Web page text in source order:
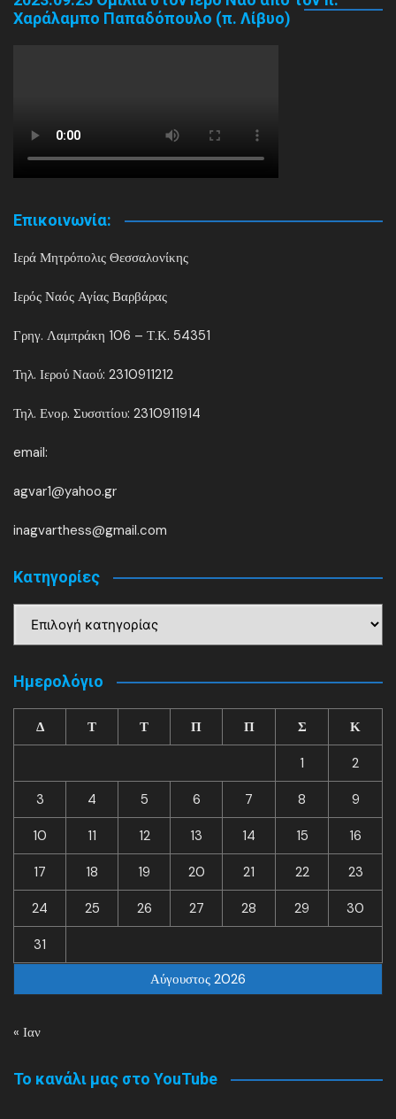
Χαράλαμπο Παπαδόπουλο (π. Λίβυο)
Επικοινωνία:
Ιερά Μητρόπολις Θεσσαλονίκης
Ιερός Ναός Αγίας Βαρβάρας
Γρηγ. Λαμπράκη 106 – Τ.Κ. 54351
Τηλ. Ιερού Ναού: 2310911212
Τηλ. Ενορ. Συσσιτίου: 2310911914
email:
agvar1@yahoo.gr
inagvarthess@gmail.com
Kατηγορίες
Ημερολόγιο
Αύγουστος 2026
Δ Τ Τ Π Π Σ Κ
1 2
3 4 5 6 7 8 9
10 11 12 13 14 15 16
17 18 19 20 21 22 23
24 25 26 27 28 29 30
31
« Ιαν
Το κανάλι μας στο YouTube